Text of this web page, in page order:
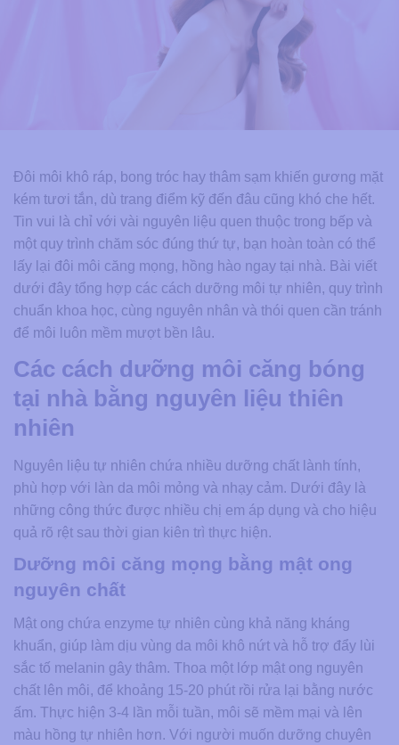
Đôi môi khô ráp, bong tróc hay thâm sạm khiến gương mặt
kém tươi tắn, dù trang điểm kỹ đến đâu cũng khó che hết.
Tin vui là chỉ với vài nguyên liệu quen thuộc trong bếp và
một quy trình chăm sóc đúng thứ tự, bạn hoàn toàn có thể
lấy lại đôi môi căng mọng, hồng hào ngay tại nhà. Bài viết
dưới đây tổng hợp các cách dưỡng môi tự nhiên, quy trình
chuẩn khoa học, cùng nguyên nhân và thói quen cần tránh
để môi luôn mềm mượt bền lâu.
Các cách dưỡng môi căng bóng
tại nhà bằng nguyên liệu thiên
nhiên
Nguyên liệu tự nhiên chứa nhiều dưỡng chất lành tính,
phù hợp với làn da môi mỏng và nhạy cảm. Dưới đây là
những công thức được nhiều chị em áp dụng và cho hiệu
quả rõ rệt sau thời gian kiên trì thực hiện.
Dưỡng môi căng mọng bằng mật ong
nguyên chất
Mật ong chứa enzyme tự nhiên cùng khả năng kháng
khuẩn, giúp làm dịu vùng da môi khô nứt và hỗ trợ đẩy lùi
sắc tố melanin gây thâm. Thoa một lớp mật ong nguyên
chất lên môi, để khoảng 15-20 phút rồi rửa lại bằng nước
ấm. Thực hiện 3-4 lần mỗi tuần, môi sẽ mềm mại và lên
màu hồng tự nhiên hơn. Với người muốn dưỡng chuyên